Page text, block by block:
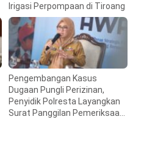
Irigasi Perpompaan di Tiroang
Pengembangan Kasus
Dugaan Pungli Perizinan,
Penyidik Polresta Layangkan
Surat Panggilan Pemeriksaan